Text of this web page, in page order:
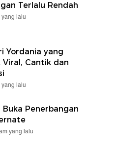
Terlalu Rendah
yang lalu
Yordania yang
Viral, Cantik dan
lalu
Buka Penerbangan
yang lalu